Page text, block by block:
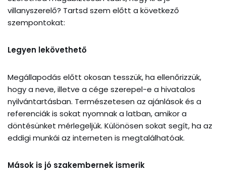
villanyszerelő? Tartsd szem előtt a következő
szempontokat:
Legyen lekövethető
Megállapodás előtt okosan tesszük, ha ellenőrizzük,
hogy a neve, illetve a cége szerepel-e a hivatalos
nyilvántartásban. Természetesen az ajánlások és a
referenciák is sokat nyomnak a latban, amikor a
döntésünket mérlegeljük. Különösen sokat segít, ha az
eddigi munkái az interneten is megtalálhatóak.
Mások is jó szakembernek ismerik